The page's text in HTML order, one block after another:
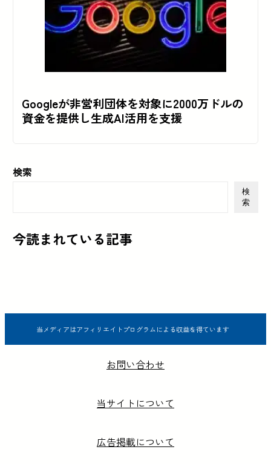
Googleが非営利団体を対象に2000万ドルの
資金を提供し生成AI活用を支援
検索
検
索
今読まれている記事
当メディアはアフィリエイトプログラムによる収益を得ています
お問い合わせ
当サイトについて
広告掲載について